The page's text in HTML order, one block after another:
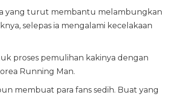
yang turut membantu melambungkan
selepas ia mengalami kecelakaan
proses pemulihan kakinya dengan
Running Man.
membuat para fans sedih. Buat yang